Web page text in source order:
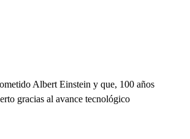
Albert Einstein y que, 100 años
gracias al avance tecnológico